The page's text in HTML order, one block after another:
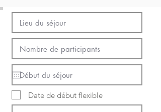
Date de début flexible